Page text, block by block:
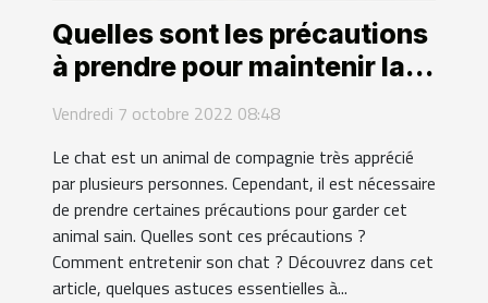
Quelles sont les précautions
à prendre pour maintenir la
santé de son chat ?
Vendredi 7 octobre 2022 08:48
Le chat est un animal de compagnie très apprécié
par plusieurs personnes. Cependant, il est nécessaire
de prendre certaines précautions pour garder cet
animal sain. Quelles sont ces précautions ?
Comment entretenir son chat ? Découvrez dans cet
article, quelques astuces essentielles à...